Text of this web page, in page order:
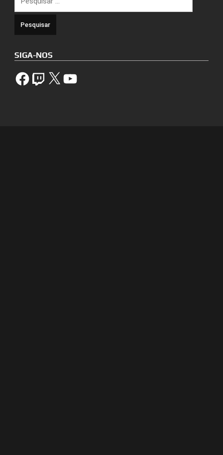
por:
SIGA-NOS
FacebookTwitch X YouTube